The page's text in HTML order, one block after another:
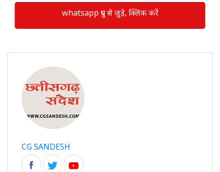
whatsapp ग्रुप से जुड़े, क्लिक करें
CG SANDESH